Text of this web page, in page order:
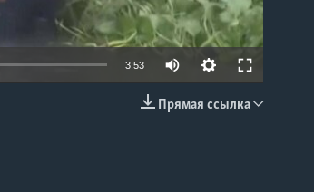
3:53
Прямая ссылка